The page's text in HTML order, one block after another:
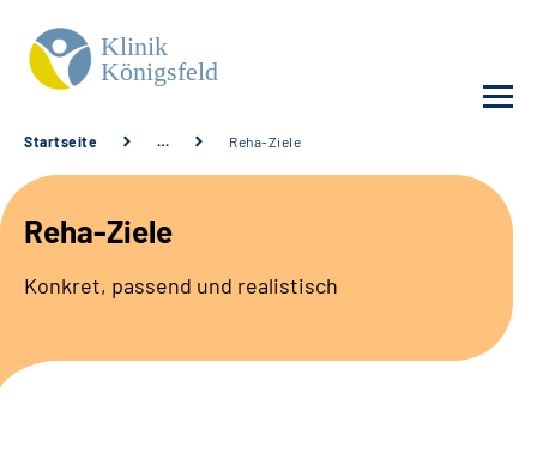
Unsere Klinik
Unsere Angebote
Startseite … Reha-Ziele
Reha-Ziele
Konkret, passend und realistisch